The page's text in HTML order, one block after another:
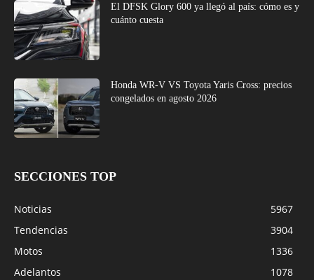
El DFSK Glory 600 ya llegó al país: cómo es y
cuánto cuesta
Honda WR-V VS Toyota Yaris Cross: precios
congelados en agosto 2026
SECCIONES TOP
Noticias
5967
Tendencias
3904
Motos
1336
Adelantos
1078